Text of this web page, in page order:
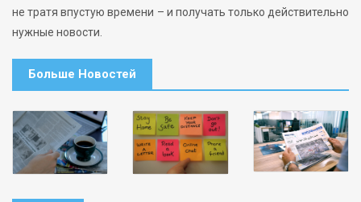
не тратя впустую времени – и получать только действительно
нужные новости.
Больше Новостей